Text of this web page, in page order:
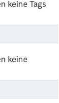
keine Tags
keine